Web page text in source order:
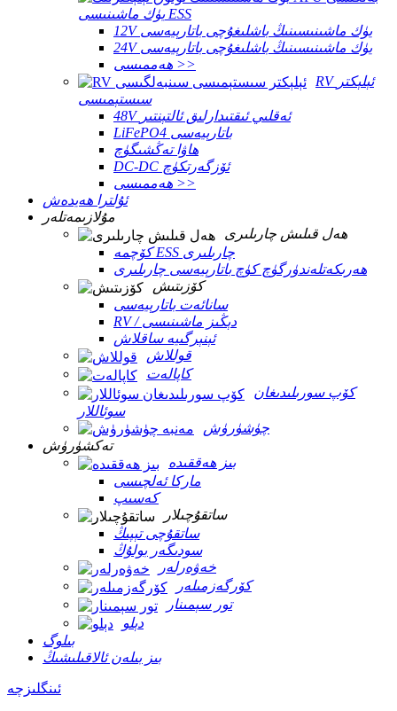
يۈك ماشىنىسى ESS
12V يۈك ماشىنىسىنىڭ باشلىغۇچى باتارېيەسى
24V يۈك ماشىنىسىنىڭ باشلىغۇچى باتارېيەسى
ھەممىسى >>
RV ئېلېكتر
سىستېمىسى
48V ئەقلىي ئىقتىدارلىق ئالتېنتىر
LiFePO4 باتارېيەسى
ھاۋا تەڭشىگۈچ
DC-DC ئۆزگەرتكۈچ
ھەممىسى >>
ئۇلترا ھەيدەش
مۇلازىمەتلەر
ھەل قىلىش چارىلىرى
كۆچمە ESS چارىلىرى
ھەرىكەتلەندۈرگۈچ كۈچ باتارېيەسى چارىلىرى
كۆزىتىش
سانائەت باتارېيەسى
RV / دېڭىز ماشىنىسى
ئېنېرگىيە ساقلاش
قوللاش
كاپالەت
كۆپ سورىلىدىغان
سوئاللار
چۈشۈرۈش
تەكشۈرۈش
بىز ھەققىدە
ماركا ئەلچىسى
كەسىپ
ساتقۇچىلار
ساتقۇچى تېپىڭ
سودىگەر بولۇڭ
خەۋەرلەر
كۆرگەزمىلەر
تور سېمىنار
دېلو
بىلوگ
بىز بىلەن ئالاقىلىشىڭ
ئىنگلىزچە